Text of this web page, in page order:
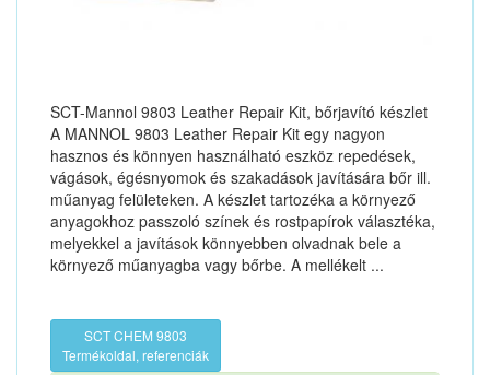
SCT-Mannol 9803 Leather Repair Kit, bőrjavító készlet
A MANNOL 9803 Leather Repair Kit egy nagyon
hasznos és könnyen használható eszköz repedések,
vágások, égésnyomok és szakadások javítására bőr ill.
műanyag felületeken. A készlet tartozéka a környező
anyagokhoz passzoló színek és rostpapírok választéka,
melyekkel a javítások könnyebben olvadnak bele a
környező műanyagba vagy bőrbe. A mellékelt ...
SCT CHEM 9803
Termékoldal, referenciák